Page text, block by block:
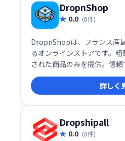
DropnShop
0.0 (0件)
DropnShopは、フランス産
るオンラインストアです。
された商品のみを提供。信
デザインを追求し、お客様
をお届けします。ぜひ、
見つけてください。
詳しく
Dropshipall
0.0 (0件)